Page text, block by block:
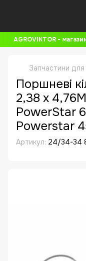
AGROVIKTOR -
Запчастини для
Поршневі
2,38 x
PowerStar
Powerstar
Артикул: 24/34-34